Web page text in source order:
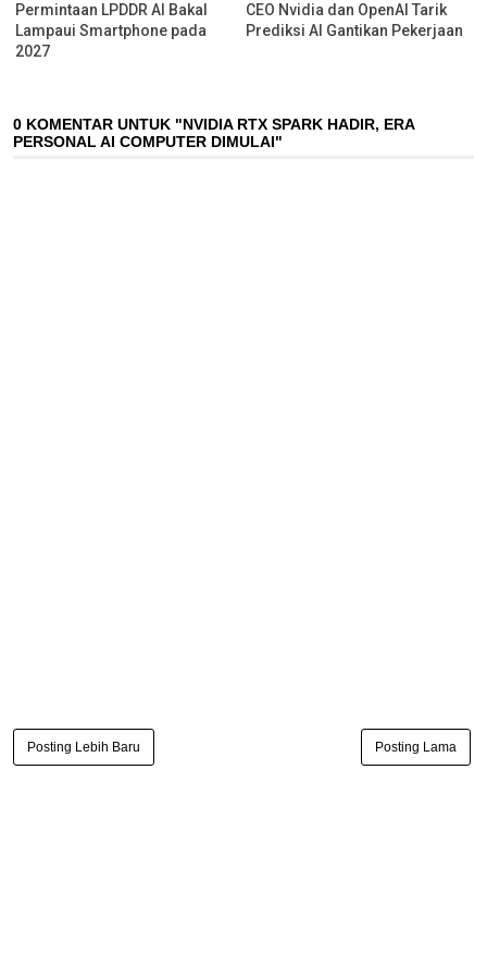
Permintaan LPDDR AI Bakal
Lampaui Smartphone pada
2027
CEO Nvidia dan OpenAI Tarik
Prediksi AI Gantikan Pekerjaan
0 KOMENTAR UNTUK "NVIDIA RTX SPARK HADIR, ERA
PERSONAL AI COMPUTER DIMULAI"
Posting Lebih Baru Posting Lama